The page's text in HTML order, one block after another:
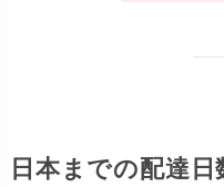
日本までの配達